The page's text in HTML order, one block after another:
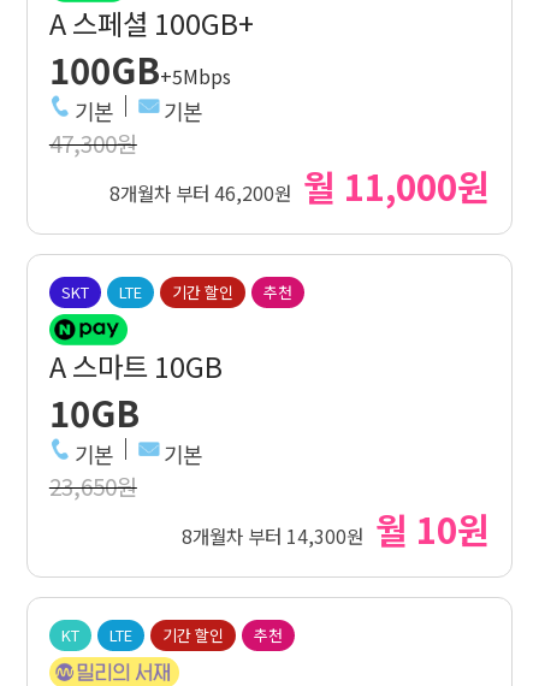
A 스페셜 100GB+
100GB+5Mbps
기본 기본
47,300원
8개월차 부터 46,200원 월 11,000원
SKT LTE 기간 할인 추천
A 스마트 10GB
10GB
기본 기본
23,650원
8개월차 부터 14,300원 월 10원
KT LTE 기간 할인 추천